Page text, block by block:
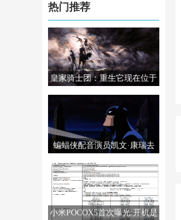
热门推荐
皇家骑士团：重生它现在位于
PS5/PS4/PC/NS上。
蝙蝠侠配音演员凯文·康瑞去
小米POCOX5首次曝光:开机是